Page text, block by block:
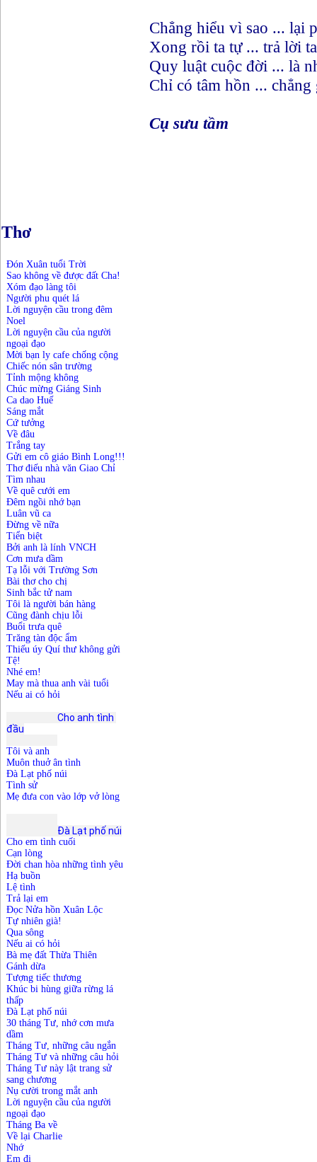
Chẳng hiểu vì sao ... lại
Xong rồi ta tự ... trả lời ta
Quy luật cuộc đời ... là
Chỉ có tâm hồn ...
Cụ sưu tầm
Thơ
Đón Xuân tuổi Trời
Sao không về được đất Cha!
Xóm đạo làng tôi
Người phu quét lá
Lời nguyện cầu trong đêm
Noel
Lời nguyện cầu của người
ngoại đạo
Mời bạn ly cafe chống cộng
Chiếc nón sân trường
Tỉnh mộng không
Chúc mừng Giáng Sinh
Ca dao Huế
Sáng mắt
Cứ tưởng
Về đâu
Trắng tay
Gửi em cô giáo Bình Long!!!
Thơ điếu nhà văn Giao Chỉ
Tìm nhau
Về quê cưới em
Đêm ngồi nhớ bạn
Luân vũ ca
Đừng về nữa
Tiển biệt
Bởi anh là lính VNCH
Cơn mưa dầm
Tạ lỗi với Trường Sơn
Bài thơ cho chị
Sinh bắc tử nam
Tôi là người bán hàng
Cũng đành chịu lỗi
Buổi trưa quê
Trăng tàn độc ẩm
Thiếu úy Quí thư không gửi
Tệ!
Nhé em!
May mà thua anh vài tuổi
Nếu ai có hỏi
Cho anh tình
đầu
Tôi và anh
Muôn thuở ân tình
Đà Lạt phố núi
Tình sử
Mẹ đưa con vào lớp vở lòng
			Đà Lạt
phố núi
Cho em tình cuối
Cạn lòng
Đời chan hòa những tình yêu
Hạ buồn
Lệ tình
Trả lại em
Đọc Nửa hồn Xuân Lộc
Tự nhiên già!
Qua sông
Nếu ai có hỏi
Bà mẹ đất Thừa Thiên
Gánh dừa
Tượng tiếc thương
Khúc bi hùng giữa rừng lá
thấp
Đà Lạt phố núi
30 tháng Tư, nhớ cơn mưa
dầm
Tháng Tư, những câu ngắn
Tháng Tư và những câu hỏi
Tháng Tư này lật trang sử
sang chương
Nụ cười trong mắt anh
Lời nguyện cầu của người
ngoại đạo
Tháng Ba về
Về lại Charlie
Nhớ
Em đi